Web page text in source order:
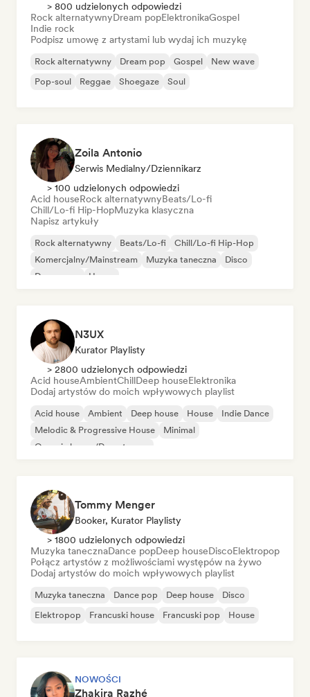
> 800 udzielonych odpowiedzi
Rock alternatywnyDream popElektronikaGospel
Indie rock
Podpisz umowę z artystami lub wydaj ich muzykę
Rock alternatywny Dream pop Gospel
New wave
Pop-soul
Reggae Shoegaze Soul
Zoila Antonio
Serwis Medialny/Dziennikarz
> 100 udzielonych odpowiedzi
Acid houseRock alternatywnyBeats/Lo-fi
Chill/Lo-fi Hip-HopMuzyka klasyczna
Napisz artykuły
Rock alternatywny Beats/Lo-fi
Chill/Lo-fi Hip-Hop
Komercjalny/Mainstream
Muzyka taneczna
Disco
Dream pop
House
N3UX
Kurator Playlisty
> 2800 udzielonych odpowiedzi
Acid houseAmbientChillDeep houseElektronika
Dodaj artystów do moich wpływowych playlist
Acid house Ambient Deep house House
Indie Dance
Melodic & Progressive House
Minimal
Organic house/Downtempo
Tommy Menger
Booker, Kurator Playlisty
> 1800 udzielonych odpowiedzi
Muzyka tanecznaDance popDeep houseDiscoElektropop
Połącz artystów z możliwościami występów na żywo
Dodaj artystów do moich wpływowych playlist
Muzyka taneczna Dance pop Deep house
Disco
Elektropop
Francuski house Francuski pop House
NOWOŚCI
Zhakira Razhé